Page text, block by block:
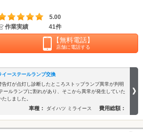
5.00
作業実績
41件
【無料電話】
店舗に電話する
イーステールランプ交換
告灯が点灯し診断したところストップランプ異常が判明
ールランプに割れがあり、そこから異常が発生していた
しました。
車種： ダイハツ ミライース 費用総額：